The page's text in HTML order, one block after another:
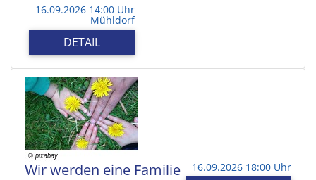
16.09.2026 14:00 Uhr
Mühldorf
DETAIL
Wir werden eine Familie 16.09.2026 18:00 Uhr